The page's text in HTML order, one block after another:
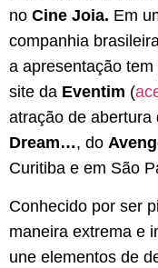
no Cine Joia. Em
companhia
a apresentação
site da Eventim (
atração de abertura
Dream…, do
Curitiba e em São
Conhecido por ser
maneira extrema e
une elementos de